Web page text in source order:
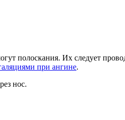
полоскания. Их следует
при ангине.
нос.